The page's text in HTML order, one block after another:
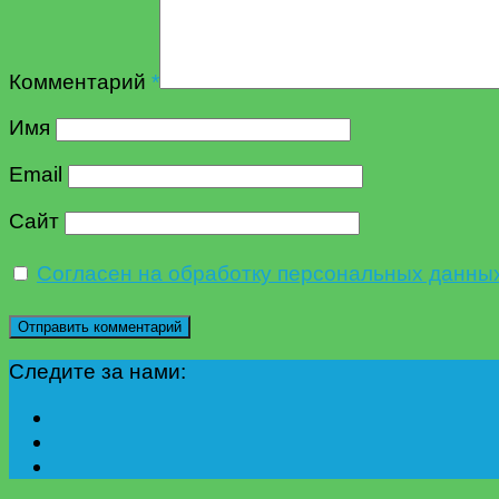
Комментарий *
Имя
Email
Сайт
Согласен на обработку персональных
Следите за нами: